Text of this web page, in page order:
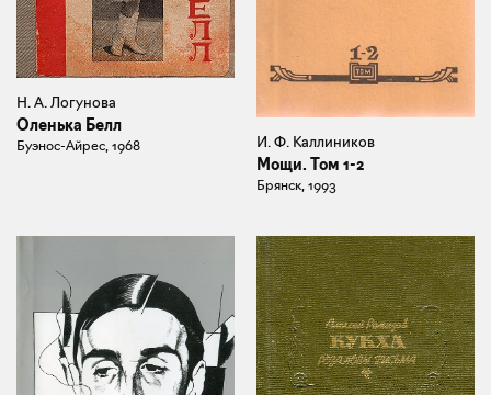
Н. А. Логунова
Оленька Белл
Буэнос-Айрес, 1968 И. Ф. Каллиников
Мощи. Том 1-2
Брянск, 1993